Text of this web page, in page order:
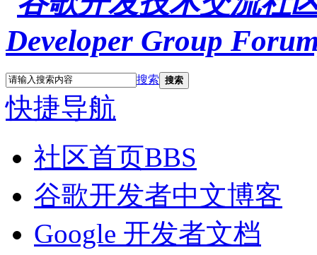
搜索 搜索
快捷导航
社区首页BBS
谷歌开发者中文博客
Google 开发者文档